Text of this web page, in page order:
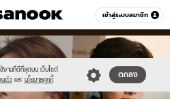
เข้าสู่ระบบสมาชิก
หมวดอื่นๆ
ช้งานที่ดีที่สุดบน เว็บไซต์
นตัว และ นโยบายคุกกี้
ตกลง
new-